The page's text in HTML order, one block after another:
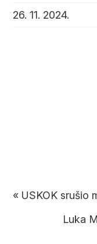
26. 11. 2024.
« USKOK srušio
Luka